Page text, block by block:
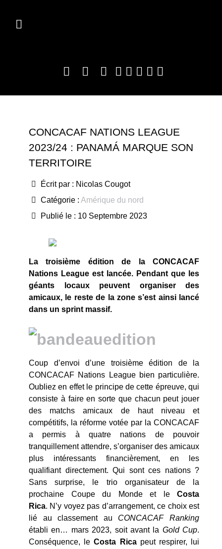
CONCACAF NATIONS LEAGUE
2023/24 : PANAMÁ MARQUE SON
TERRITOIRE
Écrit par : Nicolas Cougot
Catégorie : Amérique du nord
Publié le : 10 Septembre 2023
La troisième édition de la CONCACAF
Nations League est lancée. Pendant que les
géants locaux peuvent organiser des
amicaux, le reste de la zone s’est ainsi lancé
dans un sprint massif.
Coup d’envoi d’une troisième édition de la
CONCACAF Nations League bien particulière.
Oubliez en effet le principe de cette épreuve, qui
consiste à faire en sorte que chacun peut jouer
des matchs amicaux de haut niveau et
compétitifs, la réforme votée par la CONCACAF
a permis à quatre nations de pouvoir
tranquillement attendre, s’organiser des amicaux
plus intéressants financièrement, en les
qualifiant directement. Qui sont ces nations ?
Sans surprise, le trio organisateur de la
prochaine Coupe du Monde et le Costa
Rica. N’y voyez pas d’arrangement, ce choix est
lié au classement au CONCACAF Ranking
établi en… mars 2023, soit avant la Gold Cup.
Conséquence, leCosta Rica peut respirer, lui